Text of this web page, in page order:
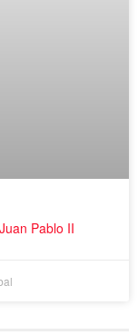
Pablo II